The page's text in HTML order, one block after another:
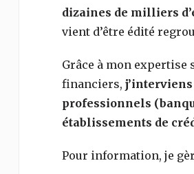
dizaines de milliers
vient d’être édité
Grâce à mon
financiers,
professionnels
établissements de
Pour information, je